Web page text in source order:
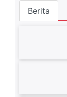
Berita